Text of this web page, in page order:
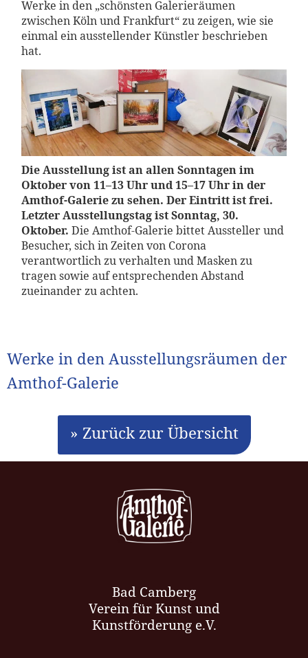
Werke in den „schönsten Galerieräumen
zwischen Köln und Frankfurt“ zu zeigen, wie sie
einmal ein ausstellender Künstler beschrieben
hat.
Die Ausstellung ist an allen Sonntagen im
Oktober von 11–13 Uhr und 15–17 Uhr in der
Amthof-Galerie zu sehen. Der Eintritt ist frei.
Letzter Ausstellungstag ist Sonntag, 30.
Oktober.Die Amthof-Galerie bittet Aussteller und
Besucher, sich in Zeiten von Corona
verantwortlich zu verhalten und Masken zu
tragen sowie auf entsprechenden Abstand
zueinander zu achten.
Werke in den Ausstellungsräumen der
Amthof-Galerie
» Zurück zur Übersicht
Bad Camberg
Verein für Kunst und
Kunstförderung e.V.